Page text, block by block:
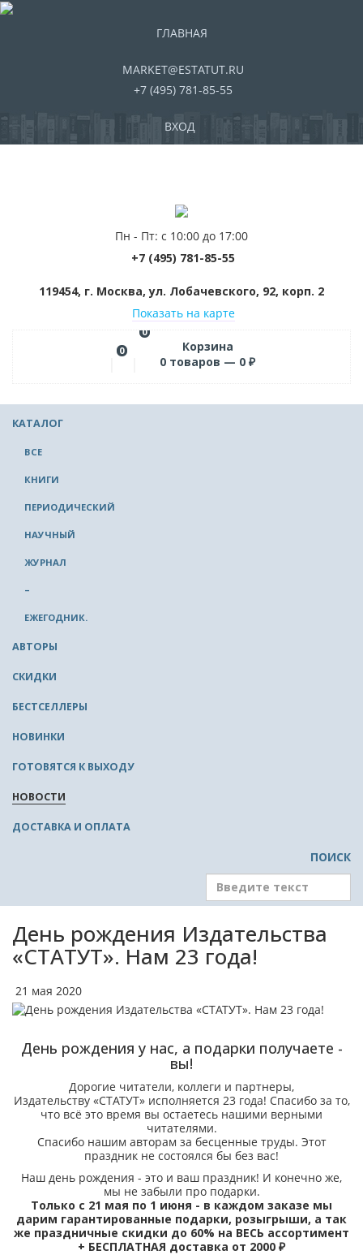
ГЛАВНАЯ
MARKET@ESTATUT.RU
+7 (495) 781-85-55
ВХОД
Пн - Пт: с 10:00 до 17:00
+7 (495) 781-85-55
119454, г. Москва, ул. Лобачевского, 92, корп. 2
Показать на карте
0
0
Корзина
0 товаров — 0 ₽
КАТАЛОГ
ВСЕ
КНИГИ
ПЕРИОДИЧЕСКИЙ
НАУЧНЫЙ
ЖУРНАЛ
–
ЕЖЕГОДНИК.
АВТОРЫ
СКИДКИ
БЕСТСЕЛЛЕРЫ
НОВИНКИ
ГОТОВЯТСЯ К ВЫХОДУ
НОВОСТИ
ДОСТАВКА И ОПЛАТА
ПОИСК
День рождения Издательства
«СТАТУТ». Нам 23 года!
21 мая 2020
День рождения у нас, а подарки получаете -
вы!
Дорогие читатели, коллеги и партнеры,
Издательству «СТАТУТ» исполняется 23 года! Спасибо за то,
что всё это время вы остаетесь нашими верными
читателями.
Спасибо нашим авторам за бесценные труды. Этот
праздник не состоялся бы без вас!
Наш день рождения - это и ваш праздник! И конечно же,
мы не забыли про подарки.
Только с 21 мая по 1 июня - в каждом заказе мы
дарим гарантированные подарки, розыгрыши, а так
же праздничные скидки до 60% на ВЕСЬ ассортимент
+ БЕСПЛАТНАЯ доставка от 2000 ₽